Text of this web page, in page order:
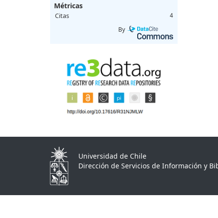
Métricas
Citas 4
By
Universidad de Chile
Dirección de Servicios de Información y